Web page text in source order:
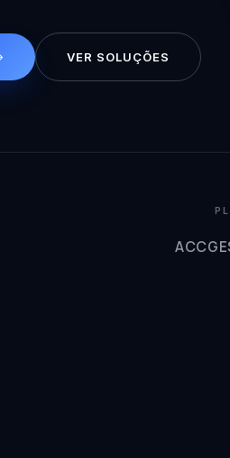
VER SOLUÇÕES